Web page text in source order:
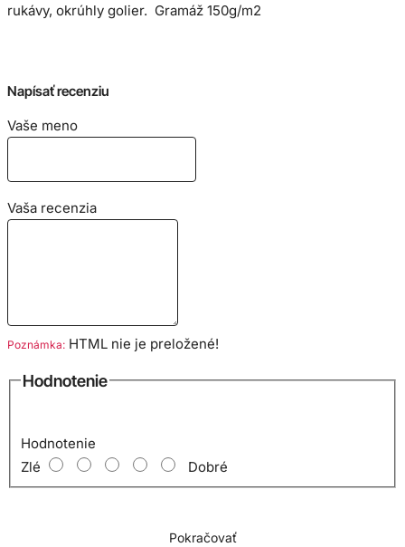
rukávy, okrúhly golier. Gramáž 150g/m2
Napísať recenziu
Vaše meno
Vaša recenzia
Poznámka: HTML nie je preložené!
Hodnotenie
Hodnotenie
Zlé
Dobré
Pokračovať